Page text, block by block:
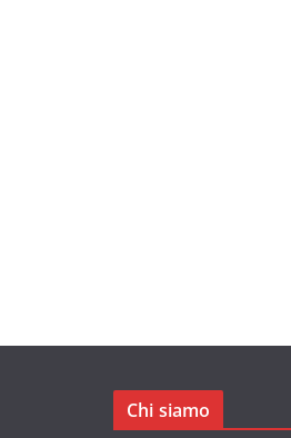
Chi siamo